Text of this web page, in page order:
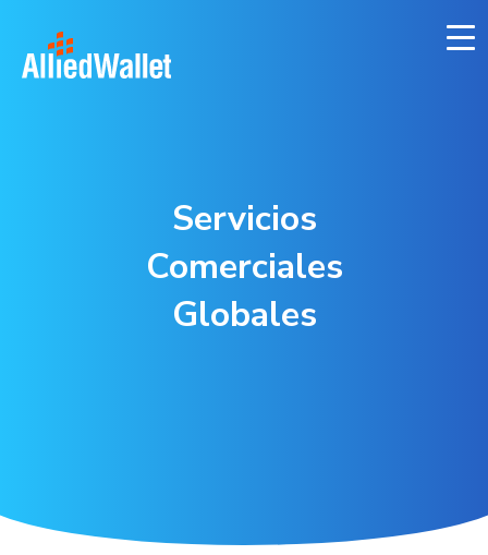
content
Servicios
Comerciales
Globales